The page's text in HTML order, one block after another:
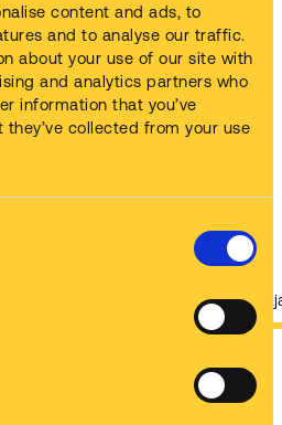
content and ads, to
and to analyse our traffic.
about your use of our site with
and analytics partners who
information that you’ve
collected from your use
same wysokiej jakości usługi
myjki przemysłowe,
techniczne oraz fachowe
Dzięki globalnej sieci
liczyć na sprawdzoną jakość usług
w branży.
lokalizacje w 14